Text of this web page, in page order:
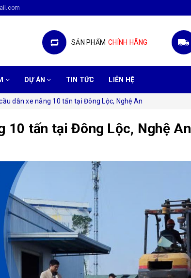
SẢN PHẨM CHÍNH HÃNG
DỰ ÁN TIN TỨC LIÊN HỆ
dẫn xe nâng 10 tấn tại Đông Lộc, Nghệ An
10 tấn tại Đông Lộc, Nghệ An